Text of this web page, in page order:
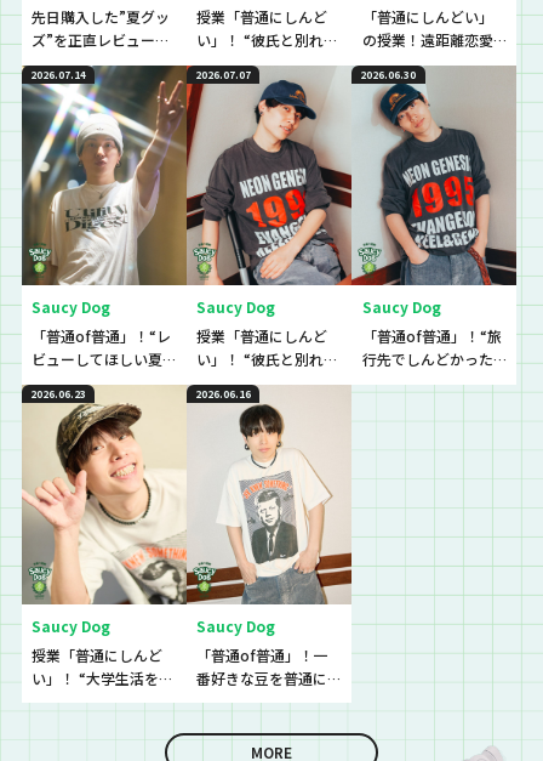
先日購入した”夏グッ
ズ”を正直レビューし
ていきました！
授業「普通にしんど
い」！ “彼氏と別れる
か悩んでいてしんど
い”という生徒に逆電
「普通にしんどい」
の授業！遠距離恋愛
でモヤモヤしていて、
しんどい…という生徒
のに逆電
2026.07.14
Saucy Dog
「普通of普通」！“レ
ビューしてほしい夏
グッズ”を普通に教え
て！
2026.07.07
Saucy Dog
授業「普通にしんど
い」！ “彼氏と別れる
か悩んでいてしんど
い”という生徒に逆電
2026.06.30
Saucy Dog
「普通of普通」！“旅
行先でしんどかった
こと”の普通を教え
2026.06.23
Saucy Dog
授業「普通にしんど
い」！ “大学生活を頑
張れなくてしんどい
2026.06.16
Saucy Dog
「普通of普通」！一
番好きな豆を普通に
教えて！
MORE